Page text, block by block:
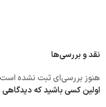
نقد و بررسی‌ها
هنوز بررسی‌ای ثبت نشده
اولین کسی باشید که